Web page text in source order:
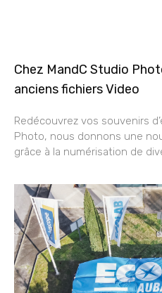
Chez MandC Studio
anciens fichiers Video
Redécouvrez vos souvenirs
Photo, nous donnons une
grâce à la numérisation de